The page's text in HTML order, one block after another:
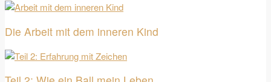
Die Arbeit mit dem inneren Kind